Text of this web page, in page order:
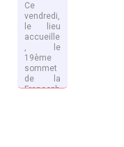
Ce
vendredi,
le lieu
accueille
, le
19ème
sommet
de la
Francoph